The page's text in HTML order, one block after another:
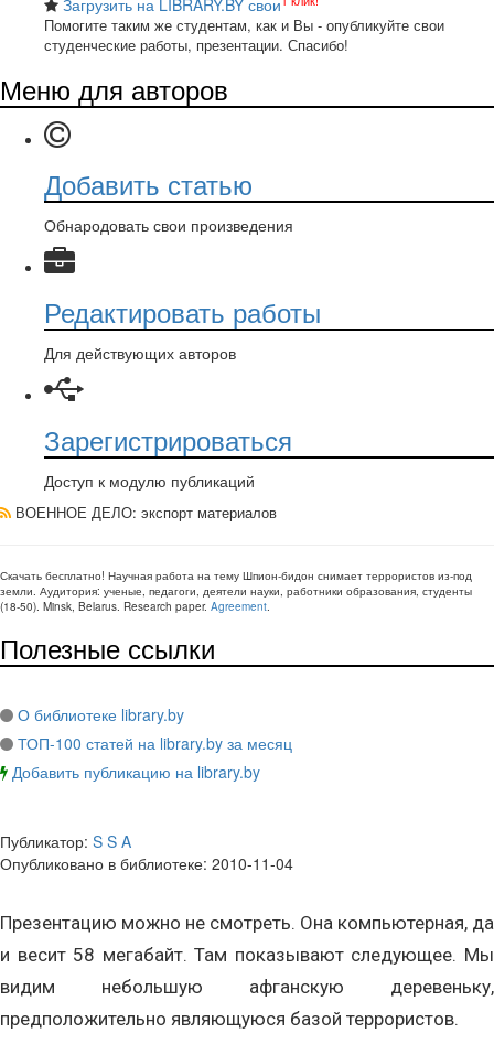
Загрузить на LIBRARY.BY свои
Помогите таким же студентам, как и Вы - опубликуйте свои
студенческие работы, презентации. Спасибо!
Меню для авторов
Добавить статью
Обнародовать свои произведения
Редактировать работы
Для действующих авторов
Зарегистрироваться
Доступ к модулю публикаций
ВОЕННОЕ ДЕЛО: экспорт материалов
Скачать бесплатно! Научная работа на тему Шпион-бидон снимает террористов из-под
земли. Аудитория: ученые, педагоги, деятели науки, работники образования, студенты
(18-50). Minsk, Belarus. Research paper. Agreement.
Полезные ссылки
О библиотеке library.by
ТОП-100 статей на library.by за месяц
Добавить публикацию на library.by
Публикатор: S S A
Опубликовано в библиотеке: 2010-11-04
Презентацию можно не смотреть. Она компьютерная, да
и весит 58 мегабайт. Там показывают следующее. Мы
видим небольшую афганскую деревеньку,
предположительно являющуюся базой террористов.